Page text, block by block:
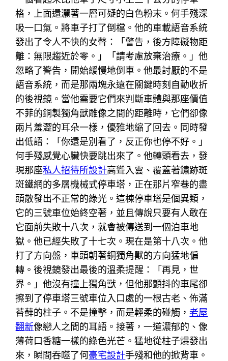
格，上面還灑著一層可疑的白色粉末。何手殘深
吸一口氣。將車子打了倒檔。他的車載語音系統
發出了令人不快的女聲：「警告，後方障礙物距
離：無限趨近於零。」「請考慮放棄治療。」他
忽略了警告，開始緩慢地倒車。他最討厭的不是
語音系統，而是那兩塊永遠在關鍵時刻自動收折
的後視鏡。當他需要它們來判斷車體與那座價值
不菲的銅製獨角獸雕像之間的距離時，它們卻像
兩片羞澀的耳朵一樣，優雅地縮了回去。同時發
出低語：「你還是別看了，反正你也停不好。」
何手殘感覺心臟快要跳出來了。他轉頭看去，發
現那座私人招待所設計高聳入雲、覆蓋著鏽跡斑
斑鐵網的多層機械式停車塔，正在那片窄巷的盡
頭散發出不正常的綠光。這棟停車塔是個異類，
它的三號車位始終空著，並且傳說只要有人敢在
它面前失敗十八次，就會被傳送到一個泊車地
獄。他已經失敗了十七次。現在是第十八次。他
打了方向盤，車頭朝著銅獨角獸的方向猛地偏
轉。後視鏡發出最後的溫柔提醒：「再見，世
界。」他沒有撞上獨角獸，但他那顫抖的車尾卻
擦到了停車塔三號車位入口處的一根古老、佈滿
苔蘚的柱子。不是撞擊，而是輕柔的碰觸， 老屋
翻新像戀人之間的耳語。接著，一道濃郁的、像
薄荷口香糖一樣的綠色光芒。猛地從柱子爆發出
來，瞬間吞噬了何豪宅設計手殘和他的掀背車。